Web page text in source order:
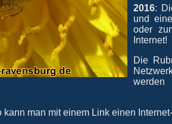
2016:
und
oder
Internet!
Die
kann man mit einem Link einen